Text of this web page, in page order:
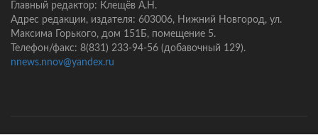
Главный редактор: Клещёв А.Н.
Адрес редакции, издателя: 603006, Нижний Новгород, ул.
Максима Горького, дом 151Б, помещение 5.
Телефон/факс: 8(831) 233-94-56 (добавочный 129).
nnews.nnov@yandex.ru